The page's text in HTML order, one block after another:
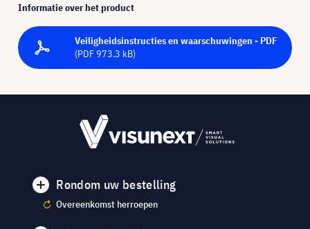
Informatie over het product
Veiligheidsinstructies en waarschuwingen - PDF
(PDF 973.3 kB)
Rondom uw bestelling
Overeenkomst herroepen